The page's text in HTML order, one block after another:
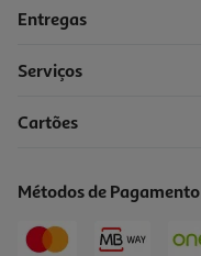
Entregas
Serviços
Cartões
Métodos de Pagamento